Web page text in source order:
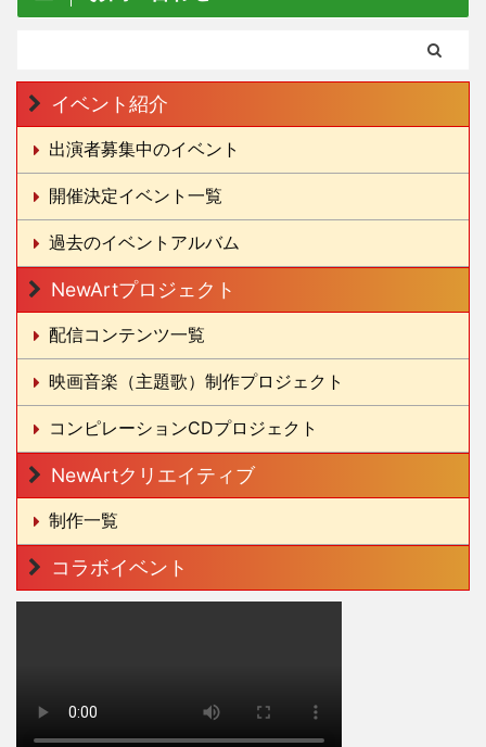
イベント紹介
出演者募集中のイベント
開催決定イベント一覧
過去のイベントアルバム
NewArtプロジェクト
配信コンテンツ一覧
映画音楽（主題歌）制作プロジェクト
コンピレーションCDプロジェクト
NewArtクリエイティブ
制作一覧
コラボイベント